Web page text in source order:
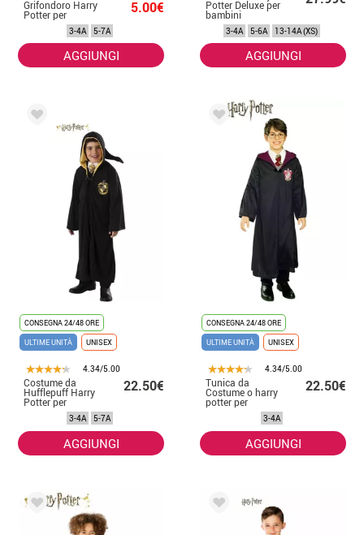
Grifondoro Harry
Potter per
bambina
5.00€
3-4A 5-7A
AGGIUNGI
Potter Deluxe per
bambini
3-4A 5-6A 13-14A (XS)
AGGIUNGI
CONSEGNA 24/48 ORE
ULTIME UNITÀ
UNISEX
4.34/5.00
Costume da
Hufflepuff Harry
Potter per
bambino
22.50€
3-4A 5-7A
AGGIUNGI
CONSEGNA 24/48 ORE
ULTIME UNITÀ
UNISEX
4.34/5.00
Tunica da
Costume o harry
potter per
bambini
22.50€
3-4A
AGGIUNGI